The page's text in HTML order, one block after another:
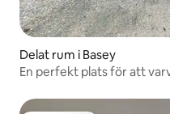
Delat rum i Basey
En perfekt plats för att